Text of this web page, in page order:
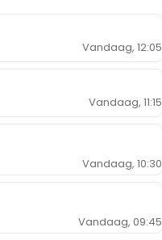
Vandaag, 12:05
Vandaag, 11:15
Vandaag, 10:30
Vandaag, 09:45